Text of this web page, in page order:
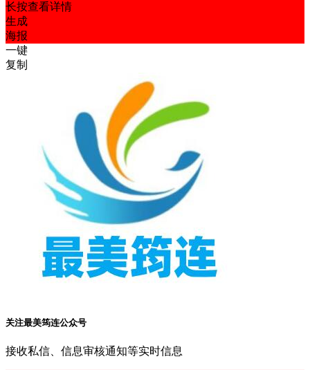
长按查看详情
生成
海报
一键
复制
关注最美筠连公众号
接收私信、信息审核通知等实时信息